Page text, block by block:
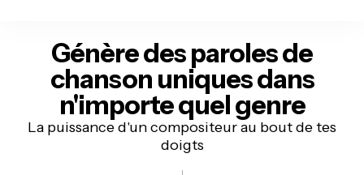
Génère des paroles de
chanson uniquesdans
n'importe quel genre
La puissance d'un compositeur au bout de tes
doigts